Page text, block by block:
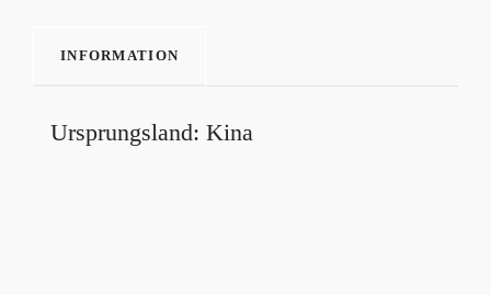
INFORMATION
Ursprungsland: Kina